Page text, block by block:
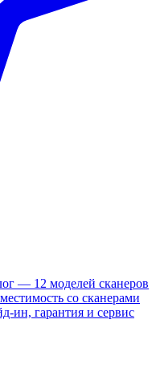
— 12 моделей сканеров
со сканерами
ин, гарантия и сервис